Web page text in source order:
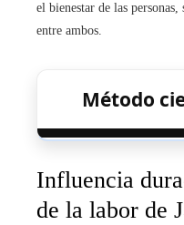
el bienestar de las
entre ambos.
Método
Influencia
de la labor de